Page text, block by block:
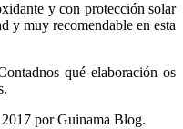
y con protección solar
y muy recomendable en esta
qué elaboración os
por Guinama Blog.